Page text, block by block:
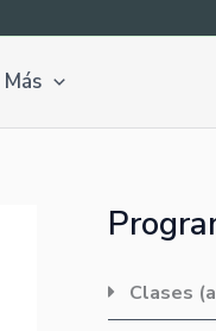
Más
Clases